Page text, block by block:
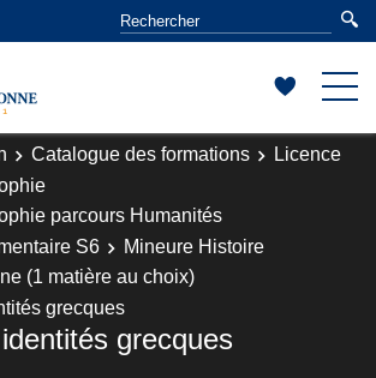
Catalogue des formations
Licence
parcours Humanités
S6
Mineure Histoire
(1 matière au choix)
grecques
grecques